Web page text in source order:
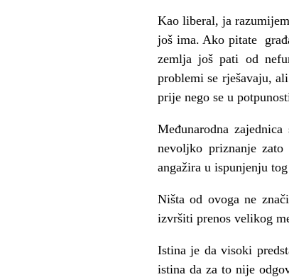
Kao liberal, ja
još ima. Ako pitate
zemlja još pati od
problemi se rješavaju,
prije nego se u
Međunarodna
nevoljko priznanje
angažira u ispunjenju
Ništa od ovoga ne
izvršiti prenos velikog
Istina je da visoki
istina da za to nije